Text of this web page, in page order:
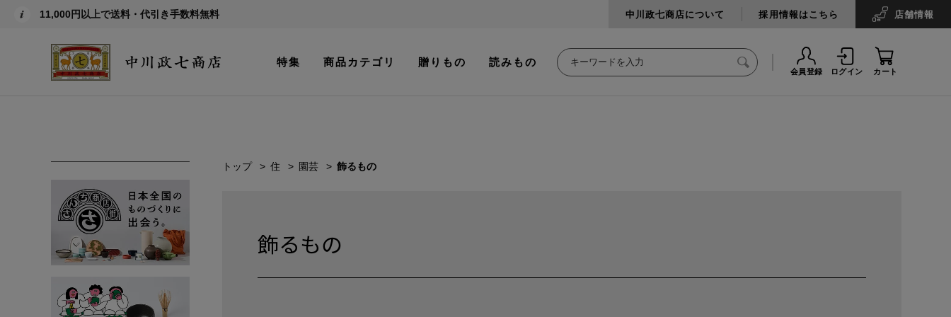
11,000円以上で送料・代引き手数料無料 中川政七商店について 採用情報はこちら 店舗情報
特集 商品カテゴリ 贈りもの 読みもの
会員登録 ログイン カート
トップ 住 園芸 飾るもの
飾るもの